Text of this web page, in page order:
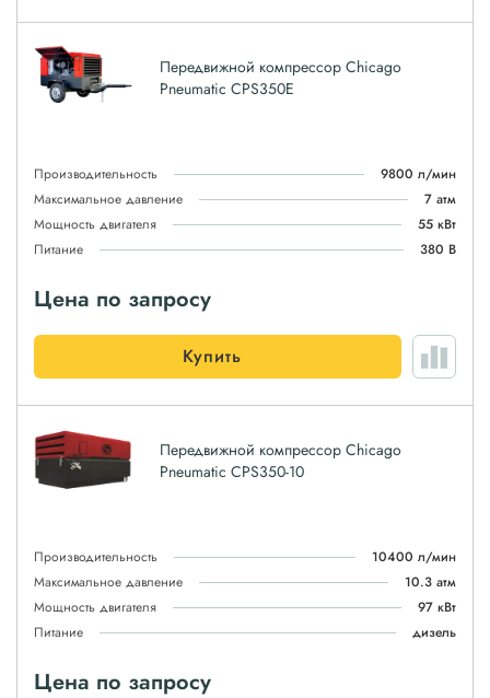
Передвижной компрессор Chicago
Pneumatic CPS350E
Производительность
9800 л/мин
Максимальное давление
7 атм
Мощность двигателя
55 кВт
Питание
380 В
Цена по запросу
Купить
Передвижной компрессор Chicago
Pneumatic CPS350-10
Производительность
10400 л/мин
Максимальное давление
10.3 атм
Мощность двигателя
97 кВт
Питание
дизель
Цена по запросу